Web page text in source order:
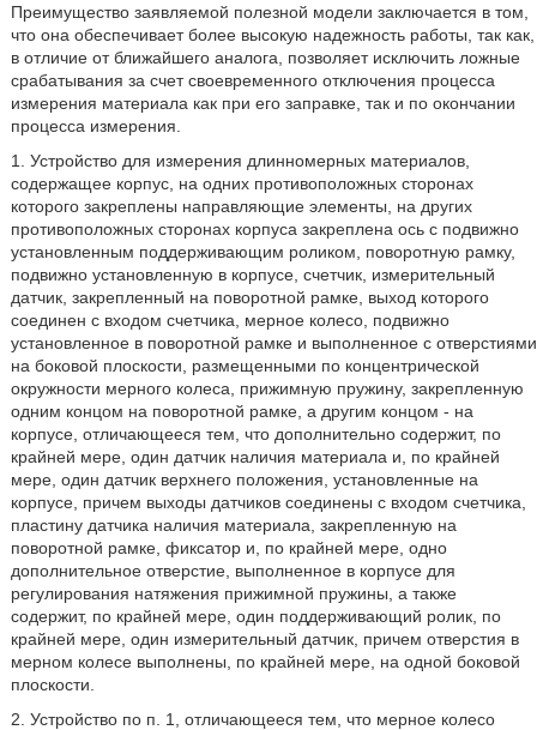
Преимущество заявляемой полезной модели заключается в том,
что она обеспечивает более высокую надежность работы, так как,
в отличие от ближайшего аналога, позволяет исключить ложные
срабатывания за счет своевременного отключения процесса
измерения материала как при его заправке, так и по окончании
процесса измерения.
1. Устройство для измерения длинномерных материалов,
содержащее корпус, на одних противоположных сторонах
которого закреплены направляющие элементы, на других
противоположных сторонах корпуса закреплена ось с подвижно
установленным поддерживающим роликом, поворотную рамку,
подвижно установленную в корпусе, счетчик, измерительный
датчик, закрепленный на поворотной рамке, выход которого
соединен с входом счетчика, мерное колесо, подвижно
установленное в поворотной рамке и выполненное с отверстиями
на боковой плоскости, размещенными по концентрической
окружности мерного колеса, прижимную пружину, закрепленную
одним концом на поворотной рамке, а другим концом - на
корпусе, отличающееся тем, что дополнительно содержит, по
крайней мере, один датчик наличия материала и, по крайней
мере, один датчик верхнего положения, установленные на
корпусе, причем выходы датчиков соединены с входом счетчика,
пластину датчика наличия материала, закрепленную на
поворотной рамке, фиксатор и, по крайней мере, одно
дополнительное отверстие, выполненное в корпусе для
регулирования натяжения прижимной пружины, а также
содержит, по крайней мере, один поддерживающий ролик, по
крайней мере, один измерительный датчик, причем отверстия в
мерном колесе выполнены, по крайней мере, на одной боковой
плоскости.
2. Устройство по п. 1, отличающееся тем, что мерное колесо